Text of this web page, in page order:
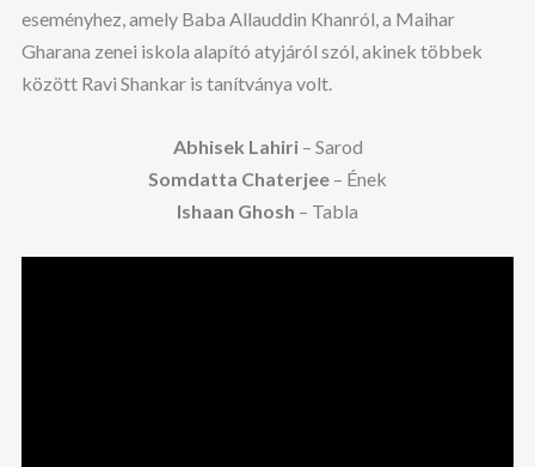
eseményhez, amely Baba Allauddin Khanról, a Maihar
Gharana zenei iskola alapító atyjáról szól, akinek többek
között Ravi Shankar is tanítványa volt.
Abhisek Lahiri– Sarod
Somdatta Chaterjee – Ének
Ishaan Ghosh – Tabla